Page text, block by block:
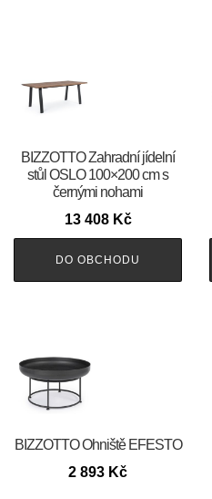
BIZZOTTO Zahradní jídelní
stůl OSLO 100×200 cm s
černými nohami
13 408 Kč
DO OBCHODU
BIZZOTTO Ohniště EFESTO
2 893 Kč